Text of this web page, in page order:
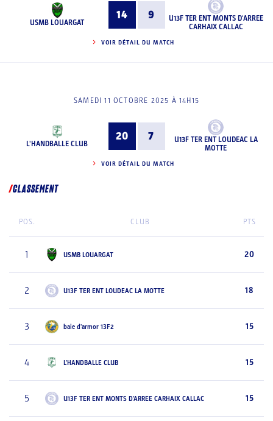
USMB LOUARGAT
14 9
U13F TER ENT MONTS D'ARREE
CARHAIX CALLAC
VOIR DÉTAIL DU MATCH
SAMEDI 11 OCTOBRE 2025 À 14H15
L'HANDBALLE CLUB
20 7
U13F TER ENT LOUDEAC LA
MOTTE
VOIR DÉTAIL DU MATCH
CLASSEMENT
POS. CLUB PTS
1 USMB LOUARGAT 20
2 U13F TER ENT LOUDEAC LA MOTTE 18
3 baie d'armor 13F2 15
4 L'HANDBALLE CLUB 15
5 U13F TER ENT MONTS D'ARREE CARHAIX CALLAC 15